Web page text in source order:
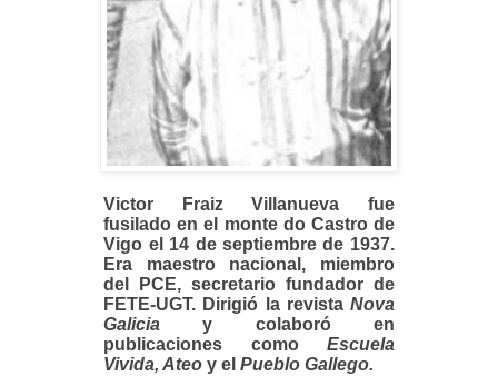
Victor Fraiz Villanueva fue
fusilado en el monte do Castro de
Vigo el 14 de septiembre de 1937.
Era maestro nacional, miembro
del PCE, secretario fundador de
FETE-UGT. Dirigió la revista Nova
Galicia y colaboró en
publicaciones como Escuela
Vivida, Ateo y elPueblo Gallego.